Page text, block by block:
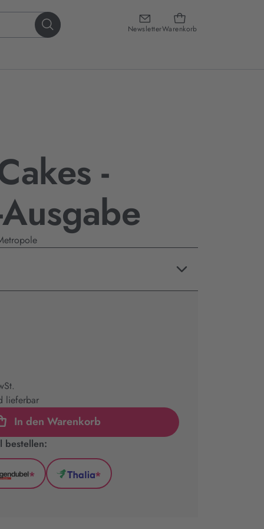
NewsletterWarenkorb
-
lieferbar
In den Warenkorb
bestellen:
Hugendubel
*
Thalia
*